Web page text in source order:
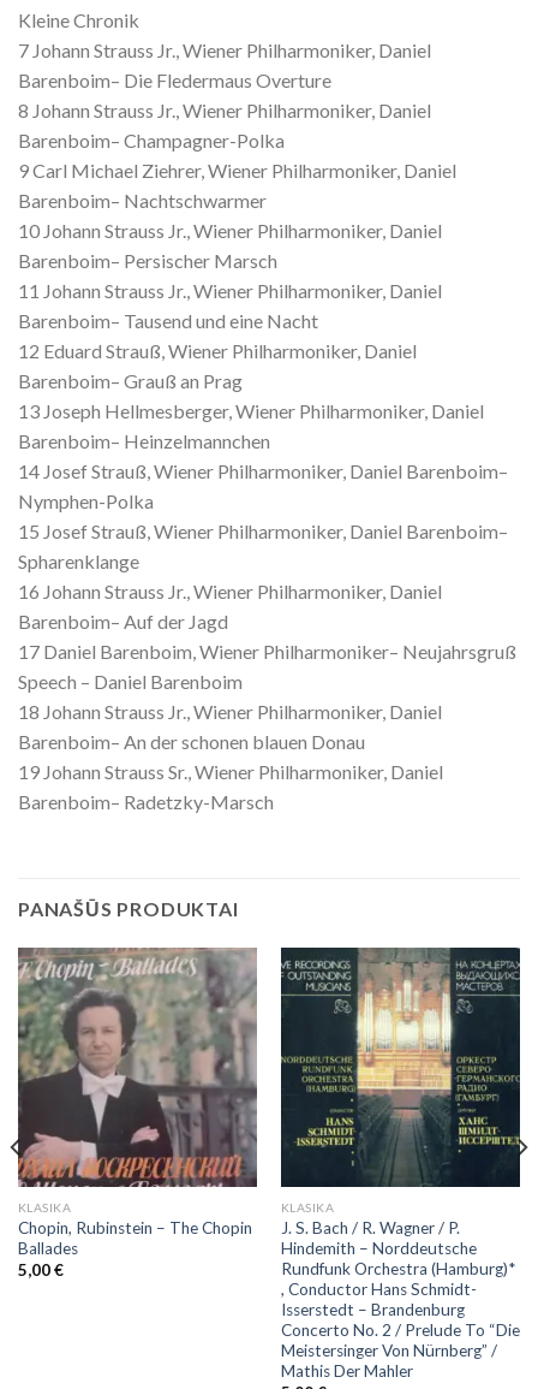
Kleine Chronik
7 Johann Strauss Jr., Wiener Philharmoniker, Daniel
Barenboim– Die Fledermaus Overture
8 Johann Strauss Jr., Wiener Philharmoniker, Daniel
Barenboim– Champagner-Polka
9 Carl Michael Ziehrer, Wiener Philharmoniker, Daniel
Barenboim– Nachtschwarmer
10 Johann Strauss Jr., Wiener Philharmoniker, Daniel
Barenboim– Persischer Marsch
11 Johann Strauss Jr., Wiener Philharmoniker, Daniel
Barenboim– Tausend und eine Nacht
12 Eduard Strauß, Wiener Philharmoniker, Daniel
Barenboim– Grauß an Prag
13 Joseph Hellmesberger, Wiener Philharmoniker, Daniel
Barenboim– Heinzelmannchen
14 Josef Strauß, Wiener Philharmoniker, Daniel Barenboim–
Nymphen-Polka
15 Josef Strauß, Wiener Philharmoniker, Daniel Barenboim–
Spharenklange
16 Johann Strauss Jr., Wiener Philharmoniker, Daniel
Barenboim– Auf der Jagd
17 Daniel Barenboim, Wiener Philharmoniker– Neujahrsgruß
Speech – Daniel Barenboim
18 Johann Strauss Jr., Wiener Philharmoniker, Daniel
Barenboim– An der schonen blauen Donau
19 Johann Strauss Sr., Wiener Philharmoniker, Daniel
Barenboim– Radetzky-Marsch
PANAŠŪS PRODUKTAI
KLASIKA
Chopin, Rubinstein – The Chopin
Ballades
5,00€
KLASIKA
J. S. Bach / R. Wagner / P.
Hindemith – Norddeutsche
Rundfunk Orchestra (Hamburg)*
, Conductor Hans Schmidt-
Isserstedt – Brandenburg
Concerto No. 2 / Prelude To “Die
Meistersinger Von Nürnberg” /
Mathis Der Mahler